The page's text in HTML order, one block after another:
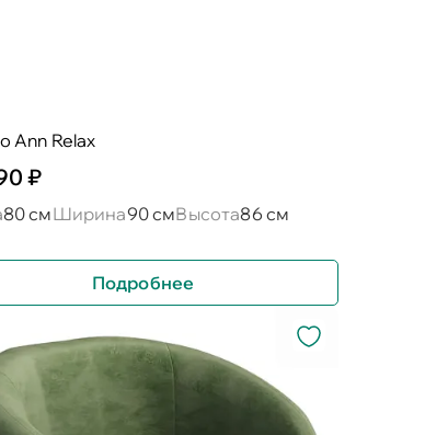
Ann Relax
₽
80 смШирина90 смВысота86 см
Подробнее